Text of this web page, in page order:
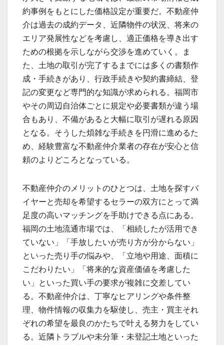
約事例をもとにした価格設定が重要だ。不動産仲
介は過去の成約データ、近隣物件の状況、将来の
エリア発展性などを考慮し、適正価格を導き出す
ための根拠を示しながら交渉を進めていく。ま
た、土地の取引が完了するまでには多くの書類作
成・手続きがあり、行政手続きや契約書締結、登
記の変更など専門的な知識が求められる。福岡市
やその周辺自治体ごとに規定や必要書類が違う場
合もあり、不備があると大幅に取引が遅れる原因
となる。そうした煩雑な手続きを円滑に進めるた
め、経験豊富な不動産仲介業者の存在が安心と信
頼のよりどころとなっている。
不動産仲介のメリットのひとつは、土地を探すバ
イヤーと売却を希望するセラーの双方にとって満
足度の高いマッチングを手助けできる点にある。
福岡の土地流通市場では、「相続したが活用でき
ていない」「手放したいが売り方が分からない」
といった売り手の悩みや、「立地や用途、面積に
こだわりたい」「将来的な資産価値を考慮した
い」といった買い手の要求が複雑に交差してい
る。不動産仲介は、丁寧なヒアリングや条件整
理、物件情報の収集力を駆使し、売主・買主それ
ぞれの希望を最良のかたちで叶える努力をしてい
る。近隣トラブルや未分筆・未登記土地といった